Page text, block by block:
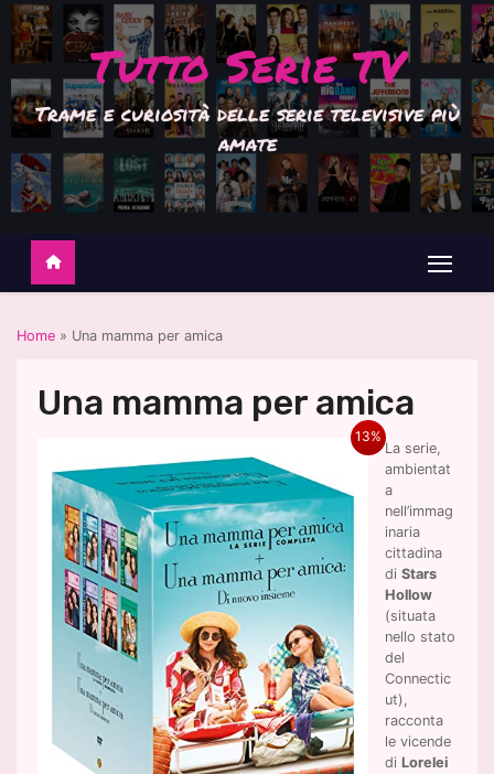
Tutto Serie TV
Trame e curiosità delle serie televisive più
amate
Home » Una mamma per amica
Una mamma per amica
13%
La serie,
ambientat
a
nell’immag
inaria
cittadina
diStars
Hollow
(situata
nello stato
del
Connectic
ut),
racconta
le vicende
di Lorelei